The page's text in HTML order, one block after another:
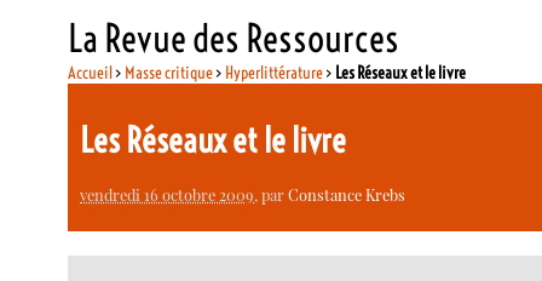
La Revue des Ressources
Accueil> Masse critique> Hyperlittérature> Les Réseaux et le livre
Les Réseaux et le livre
vendredi 16 octobre 2009, parConstance Krebs